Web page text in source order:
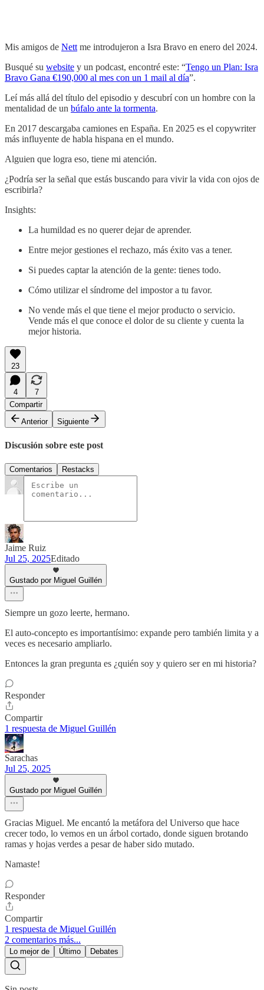
Mis amigos de Nett me introdujeron a Isra Bravo en enero del 2024.
Busqué su website y un podcast, encontré este: “Tengo un Plan: Isra
Bravo Gana €190,000 al mes con un 1 mail al día”.
Leí más allá del título del episodio y descubrí con un hombre con la
mentalidad de un búfalo ante la tormenta.
En 2017 descargaba camiones en España. En 2025 es el copywriter
más influyente de habla hispana en el mundo.
Alguien que logra eso, tiene mi atención.
¿Podría ser la señal que estás buscando para vivir la vida con ojos de
escribirla?
Insights:
La humildad es no querer dejar de aprender.
Entre mejor gestiones el rechazo, más éxito vas a tener.
Si puedes captar la atención de la gente: tienes todo.
Cómo utilizar el síndrome del impostor a tu favor.
No vende más el que tiene el mejor producto o servicio.
Vende más el que conoce el dolor de su cliente y cuenta la
mejor historia.
23
4
7
Compartir
Anterior
Siguiente
Discusión sobre este post
Comentarios Restacks
Jaime Ruiz
Jul 25, 2025Editado
Gustado por Miguel Guillén
Siempre un gozo leerte, hermano.
El auto-concepto es importantísimo: expande pero también limita y a
veces es necesario ampliarlo.
Entonces la gran pregunta es ¿quién soy y quiero ser en mi historia?
Responder
Compartir
1 respuesta de Miguel Guillén
Sarachas
Jul 25, 2025
Gustado por Miguel Guillén
Gracias Miguel. Me encantó la metáfora del Universo que hace
crecer todo, lo vemos en un árbol cortado, donde siguen brotando
ramas y hojas verdes a pesar de haber sido mutado.
Namaste!
Responder
Compartir
1 respuesta de Miguel Guillén
2 comentarios más...
Lo mejor de Último Debates